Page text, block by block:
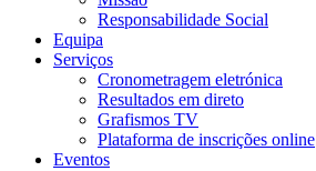
Responsabilidade Social
Equipa
Serviços
Cronometragem eletrónica
Resultados em direto
Grafismos TV
Plataforma de inscrições online
Eventos